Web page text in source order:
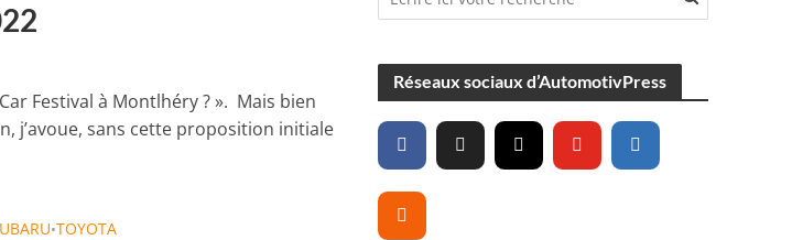
Festival à Montlhéry ? ». Mais bien
j’avoue, sans cette proposition initiale
•TOYOTA
Réseaux sociaux d’AutomotivPress